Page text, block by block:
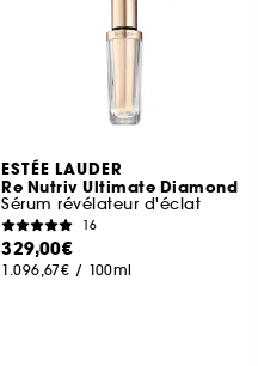
ESTÉE LAUDER
Re Nutriv Ultimate Diamond
Sérum révélateur d'éclat
16
329,00€
1.096,67€ / 100ml